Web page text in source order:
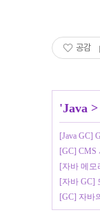
공감
'Java >
[Java GC]
[GC] CMS
[자바 메모
[자바 GC]
[GC] 자바